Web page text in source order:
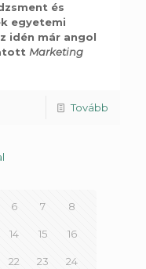
és
egyetemi
idén már angol
Marketing
Tovább
6 7 8
14 15 16
22 23 24